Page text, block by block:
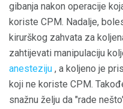
gibanja nakon operacije
koriste CPM. Nadalje,
kirurškog zahvata za
zahtijevati manipulaciju
anesteziju , a koljeno je
koji ne koriste CPM.
snažnu želju da "rade